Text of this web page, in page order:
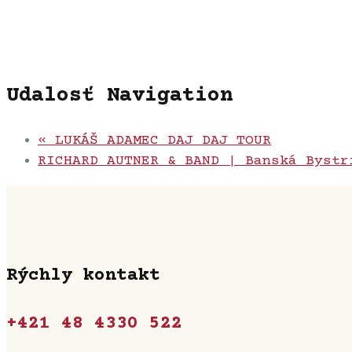
Udalosť Navigation
« LUKÁŠ ADAMEC DAJ DAJ TOUR
RICHARD AUTNER & BAND | Banská
Rýchly kontakt
+421 48 4330 522